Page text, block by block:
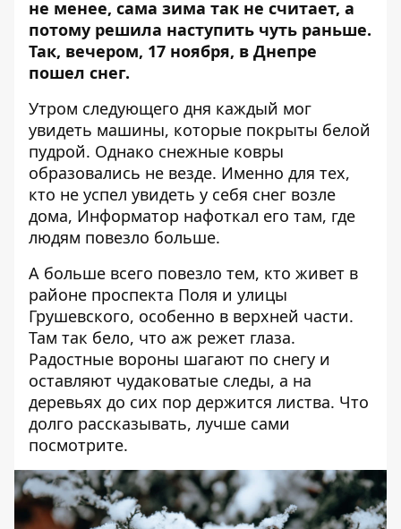
не менее, сама зима так не считает, а
потому решила наступить чуть раньше.
Так, вечером, 17 ноября, в Днепре
пошел снег.
Утром следующего дня каждый мог
увидеть машины, которые покрыты белой
пудрой. Однако снежные ковры
образовались не везде. Именно для тех,
кто не успел увидеть у себя снег возле
дома, Информатор нафоткал его там, где
людям повезло больше.
А больше всего повезло тем, кто живет в
районе проспекта Поля и улицы
Грушевского, особенно в верхней части.
Там так бело, что аж режет глаза.
Радостные вороны шагают по снегу и
оставляют чудаковатые следы, а на
деревьях до сих пор держится листва. Что
долго рассказывать, лучше сами
посмотрите.